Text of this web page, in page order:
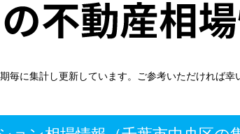
毎に集計し更新しています。ご参考いただければ幸